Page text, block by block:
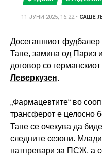
11 ЈУНИ 2025, 16:22• САШЕ
Досегашниот фудбалер
Тапе, замина од Париз
договор со
Леверкузен.
„Фармацевтите“ во
трансферот е целосно
Тапе се очекува да
следните сезони.
натпревари за ПСЖ, а